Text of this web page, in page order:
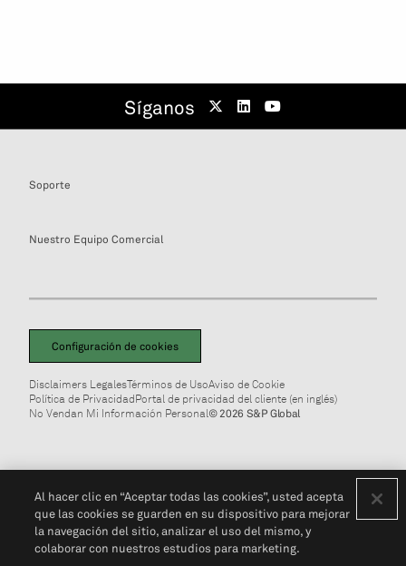
Síganos
Soporte
Nuestro Equipo Comercial
Configuración de cookies
Disclaimers LegalesTérminos de UsoAviso de Cookie
Política de PrivacidadPortal de privacidad del cliente (en inglés)
No Vendan Mi Información Personal© 2026 S&P Global
Al hacer clic en “Aceptar todas las cookies”, usted acepta
que las cookies se guarden en su dispositivo para mejorar
la navegación del sitio, analizar el uso del mismo, y
colaborar con nuestros estudios para marketing.